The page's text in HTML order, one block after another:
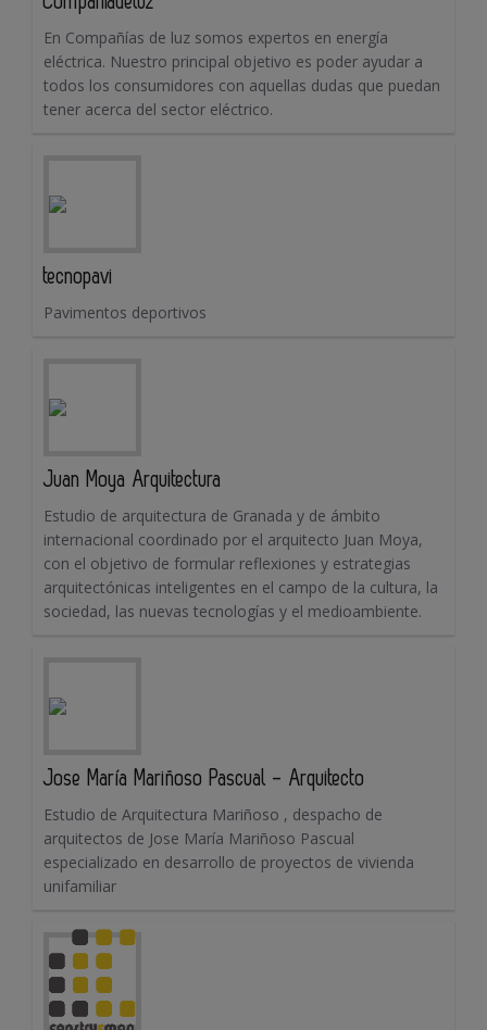
En Compañías de luz somos expertos en energía
eléctrica. Nuestro principal objetivo es poder ayudar a
todos los consumidores con aquellas dudas que puedan
tener acerca del sector eléctrico.
tecnopavi
Pavimentos deportivos
Juan Moya Arquitectura
Estudio de arquitectura de Granada y de ámbito
internacional coordinado por el arquitecto Juan Moya,
con el objetivo de formular reflexiones y estrategias
arquitectónicas inteligentes en el campo de la cultura, la
sociedad, las nuevas tecnologías y el medioambiente.
Jose María Mariñoso Pascual - Arquitecto
Estudio de Arquitectura Mariñoso , despacho de
arquitectos de Jose María Mariñoso Pascual
especializado en desarrollo de proyectos de vivienda
unifamiliar